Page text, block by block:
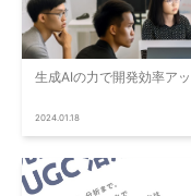
生成AIの力で開発効率ア
2024.01.18